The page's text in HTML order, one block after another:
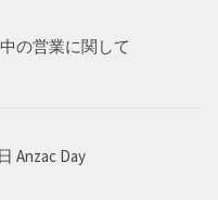
の営業に関して
Anzac Day